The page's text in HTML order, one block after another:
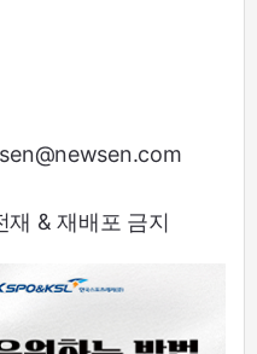
& 재배포 금지